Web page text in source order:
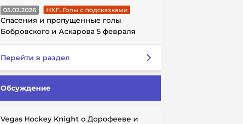
05.02.2026 НХЛ. Голы с подсказками
Спасения и пропущенные голы
Бобровского и Аскарова 5 февраля
Перейти в раздел
Обсуждение
Vegas Hockey Knight о Дорофееве и